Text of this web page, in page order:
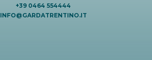
+39 0464 554444
INFO@GARDATRENTINO.IT